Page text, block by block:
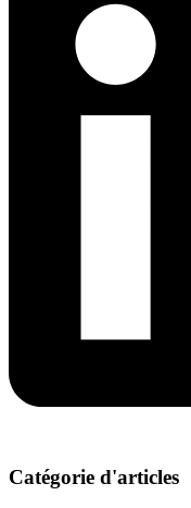
Catégorie d'articles